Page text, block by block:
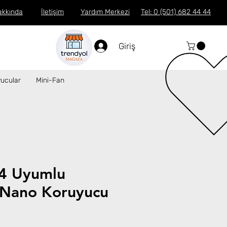
İletişim Yardım Merkezi Tel: 0 (501) 682 44 44
Giriş
Mini-Fan
Uyumlu
Koruyucu